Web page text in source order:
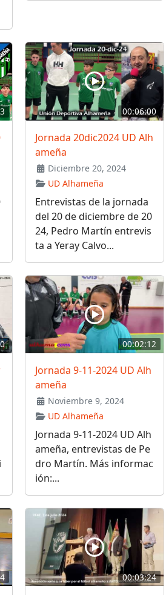
00:06:00
Jornada 20dic2024 UD Alh
ameña
Diciembre 20, 2024
UD Alhameña
Entrevistas de la jornada
del 20 de diciembre de 20
24, Pedro Martín entrevis
ta a Yeray Calvo...
00:02:12
Jornada 9-11-2024 UD Alh
ameña
Noviembre 9, 2024
UD Alhameña
Jornada 9-11-2024 UD Alh
ameña, entrevistas de Pe
dro Martín. Más informac
ión:...
00:03:24